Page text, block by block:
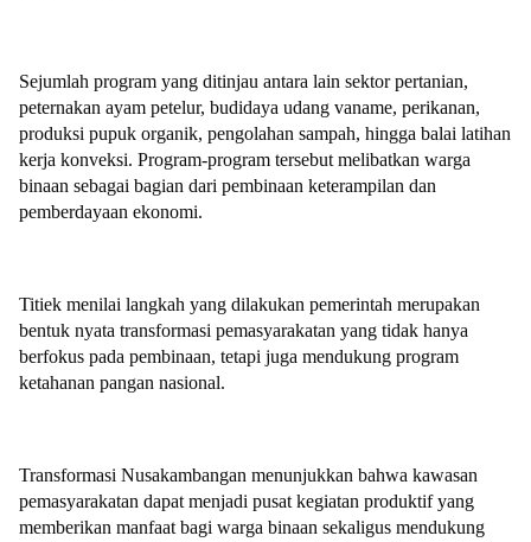
Sejumlah program yang ditinjau antara lain sektor pertanian,
peternakan ayam petelur, budidaya udang vaname, perikanan,
produksi pupuk organik, pengolahan sampah, hingga balai latihan
kerja konveksi. Program-program tersebut melibatkan warga
binaan sebagai bagian dari pembinaan keterampilan dan
pemberdayaan ekonomi.
Titiek menilai langkah yang dilakukan pemerintah merupakan
bentuk nyata transformasi pemasyarakatan yang tidak hanya
berfokus pada pembinaan, tetapi juga mendukung program
ketahanan pangan nasional.
Transformasi Nusakambangan menunjukkan bahwa kawasan
pemasyarakatan dapat menjadi pusat kegiatan produktif yang
memberikan manfaat bagi warga binaan sekaligus mendukung